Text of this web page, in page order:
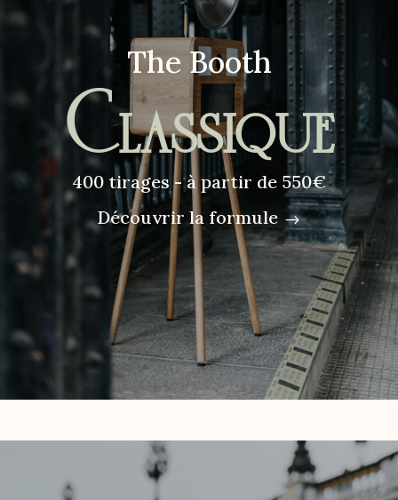
The Booth
Classique
400 tirages - à partir de 550€
Découvrir la formule